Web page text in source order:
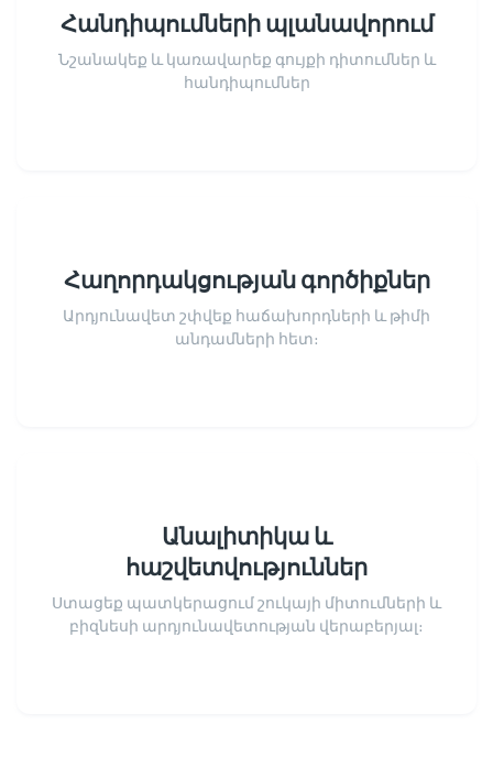
Հանդիպումների պլանավորում
Նշանակեք և կառավարեք գույքի դիտումներ և
հանդիպումներ
Հաղորդակցության գործիքներ
Արդյունավետ շփվեք հաճախորդների և թիմի
անդամների հետ։
Անալիտիկա և
հաշվետվություններ
Ստացեք պատկերացում շուկայի միտումների և
բիզնեսի արդյունավետության վերաբերյալ։